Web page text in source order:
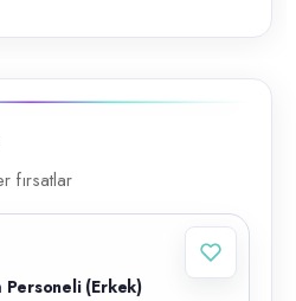
fırsatlar
Personeli (Erkek)